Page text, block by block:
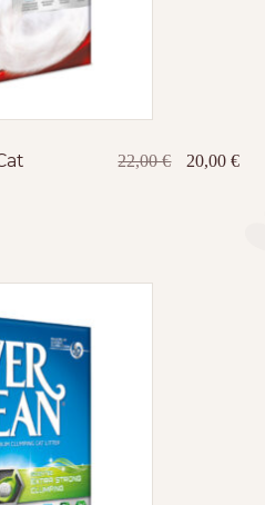
22,00€
Original
20,00€Η